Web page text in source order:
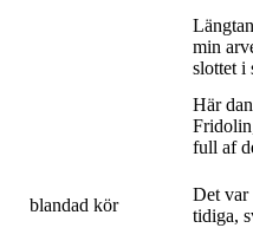
min
slottet i
Här
full af
blandad kör
Det var
tidiga,